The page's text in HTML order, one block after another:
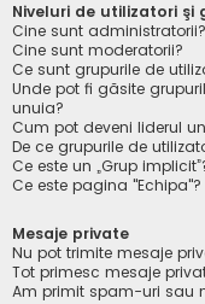
Niveluri de utilizatori şi
Cine sunt administratorii?
Cine sunt moderatorii?
Ce sunt grupurile de
Unde pot fi găsite
unuia?
Cum pot deveni liderul
De ce grupurile de
Ce este un „Grup
Ce este pagina "Echipa"?
Mesaje private
Nu pot trimite mesaje
Tot primesc mesaje
Am primit spam-uri sau